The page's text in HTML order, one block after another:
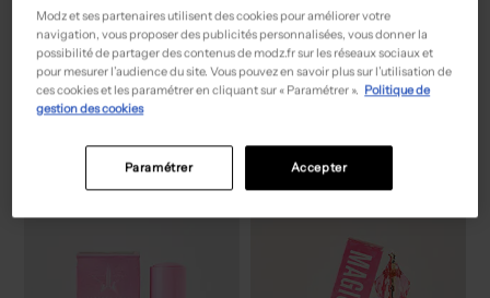
16,50€ Prix boutique :
55,00€ -70%
ESTÉE LAUDER
Fond de teint - Fond de teint chair
T :TU
ACHAT EXPRESS
9,00€Prix boutique :
29,99€ -70%
JEFFREE STAR
Fond de teint - Anti-cerne et correcteur chair
ACHAT EXPRESS
Modz et ses partenaires utilisent des cookies pour améliorer votre
navigation, vous proposer des publicités personnalisées, vous donner la
possibilité de partager des contenus de modz.fr sur les réseaux sociaux et
pour mesurer l’audience du site. Vous pouvez en savoir plus sur l’utilisation de
ces cookies et les paramétrer en cliquant sur « Paramétrer ». Politique de
gestion des cookies
Accepter
Paramétrer